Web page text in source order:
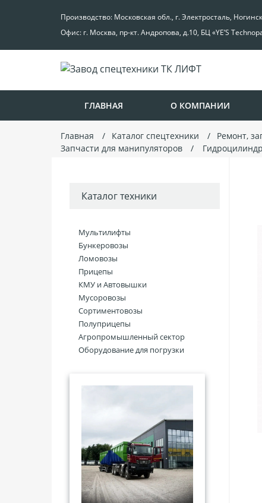
Производство: Московская обл., г. Электросталь,
Офис: г. Москва, пр-кт. Андропова, д.10, БЦ «YE’S
ГЛАВНАЯ О КОМПАНИИ
Главная Каталог спецтехники Ремонт,
Запчасти для манипуляторов
Каталог техники
Мультилифты
Бункеровозы
Ломовозы
Прицепы
КМУ и Автовышки
Мусоровозы
Сортиментовозы
Полуприцепы
Агропромышленный сектор
Оборудование для погрузки